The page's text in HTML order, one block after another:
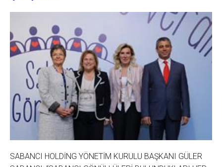
SABANCI HOLDİNG YÖNETİM KURULU BAŞKANI GÜLER